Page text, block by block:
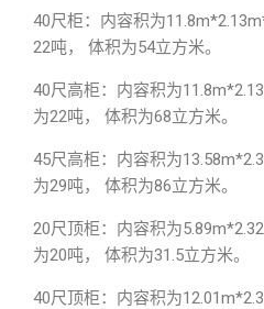
40尺柜：内容积为
22吨， 体积为54立方米。
40尺高柜：内容积为
为22吨， 体积为68立方米。
45尺高柜：内容积为
为29吨， 体积为86立方米。
20尺顶柜：内容积为
为20吨， 体积为31.5立方米。
40尺顶柜：内容积为